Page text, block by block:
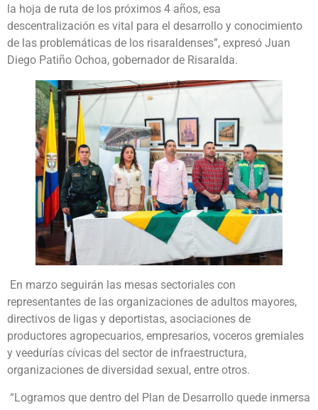
la hoja de ruta de los próximos 4 años, esa
descentralización es vital para el desarrollo y conocimiento
de las problemáticas de los risaraldenses”, expresó Juan
Diego Patiño Ochoa, gobernador de Risaralda.
En marzo seguirán las mesas sectoriales con
representantes de las organizaciones de adultos mayores,
directivos de ligas y deportistas, asociaciones de
productores agropecuarios, empresarios, voceros gremiales
y veedurías cívicas del sector de infraestructura,
organizaciones de diversidad sexual, entre otros.
“Logramos que dentro del Plan de Desarrollo quede inmersa